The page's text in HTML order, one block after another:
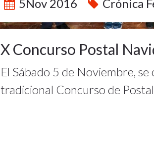
5Nov 2016 Crónica
X Concurso Postal
El Sábado 5 de Noviembre,
tradicional Concurso de